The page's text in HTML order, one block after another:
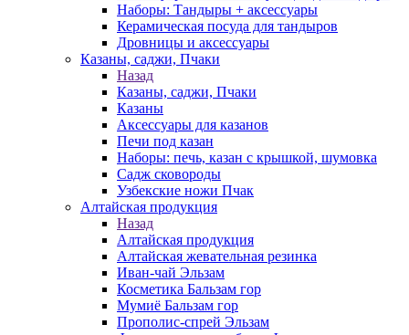
Наборы: Тандыры + аксессуары
Керамическая посуда для тандыров
Дровницы и аксессуары
Казаны, саджи, Пчаки
Назад
Казаны, саджи, Пчаки
Казаны
Аксессуары для казанов
Печи под казан
Наборы: печь, казан с крышкой, шумовка
Садж сковороды
Узбекские ножи Пчак
Алтайская продукция
Назад
Алтайская продукция
Алтайская жевательная резинка
Иван-чай Эльзам
Косметика Бальзам гор
Мумиё Бальзам гор
Прополис-спрей Эльзам